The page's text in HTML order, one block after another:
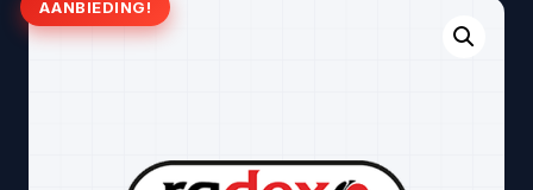
AANBIEDING!